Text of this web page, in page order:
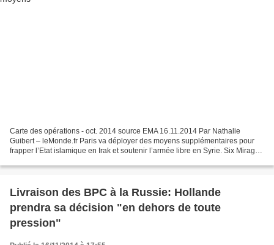
Carte des opérations - oct. 2014 source EMA 16.11.2014 Par Nathalie
Guibert – leMonde.fr Paris va déployer des moyens supplémentaires pour
frapper l’Etat islamique en Irak et soutenir l’armée libre en Syrie. Six Mirage,
Livraison des BPC à la Russie: Hollande
prendra sa décision "en dehors de toute
pression"